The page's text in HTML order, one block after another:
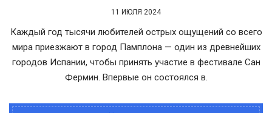
11 ИЮЛЯ 2024
Каждый год тысячи любителей острых ощущений со всего
мира приезжают в город Памплона — один из древнейших
городов Испании, чтобы принять участие в фестивале Сан
Фермин. Впервые он состоялся в.